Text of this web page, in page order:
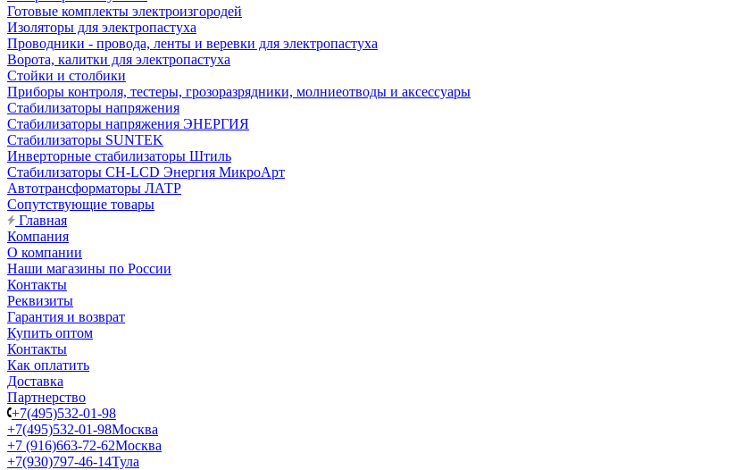
Готовые комплекты электроизгородей
Изоляторы для электропастуха
Проводники - провода, ленты и веревки для электропастуха
Ворота, калитки для электропастуха
Стойки и столбики
Приборы контроля, тестеры, грозоразрядники, молниеотводы и аксессуары
Стабилизаторы напряжения
Стабилизаторы напряжения ЭНЕРГИЯ
Стабилизаторы SUNTEK
Инверторные стабилизаторы Штиль
Стабилизаторы СН-LCD Энepгия МикроАрт
Автотрансформаторы ЛАТР
Сопутствующие товары
Главная
Компания
О компании
Наши магазины по России
Контакты
Реквизиты
Гарантия и возврат
Купить оптом
Контакты
Как оплатить
Доставка
Партнерство
+7(495)532-01-98
+7(495)532-01-98Москва
+7 (916)663-72-62Москва
+7(930)797-46-14Тула